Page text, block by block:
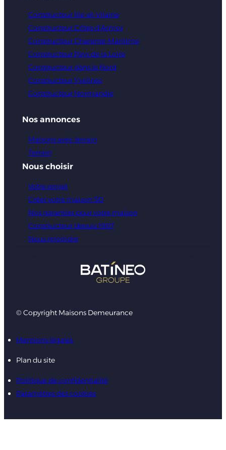
Constructeur Ille-et-Vilaine
Constructeur Côtes d’Armor
Constructeur Charente-Maritime
Constructeur Pays de la Loire
Constructeur dans le Nord
Constructeur Yvelines
Constructeur Normandie
Nos annonces
Maisons avec terrain
Terrain
Nous choisir
Votre projet
Créer votre maison 3D
Nos garanties pour votre maison
Constructeur depuis 1987
Nous rejoindre
© Copyright Maisons Demeurance
Mentions légales
Plan du site
Politique de confidentialité
Paramètres des cookies